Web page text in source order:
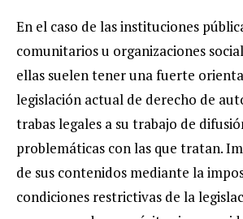
En el caso de las instituciones
comunitarios u organizaciones
ellas suelen tener una fuerte
legislación actual de derecho de
trabas legales a su trabajo de
problemáticas con las que tratan.
de sus contenidos mediante la
condiciones restrictivas de la